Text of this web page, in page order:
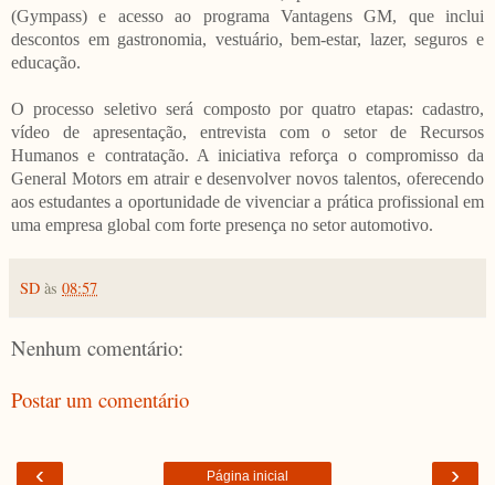
(Gympass) e acesso ao programa Vantagens GM, que inclui
descontos em gastronomia, vestuário, bem-estar, lazer, seguros e
educação.
O processo seletivo será composto por quatro etapas: cadastro,
vídeo de apresentação, entrevista com o setor de Recursos
Humanos e contratação. A iniciativa reforça o compromisso da
General Motors em atrair e desenvolver novos talentos, oferecendo
aos estudantes a oportunidade de vivenciar a prática profissional em
uma empresa global com forte presença no setor automotivo.
SD às 08:57
Nenhum comentário:
Postar um comentário
‹ ›
Página inicial